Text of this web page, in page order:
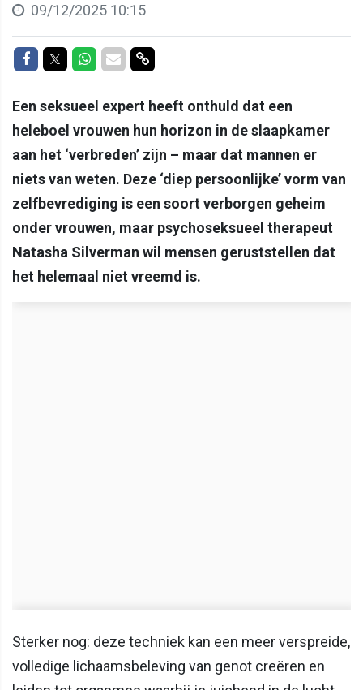
09/12/2025 10:15
Delen op Facebook
Delen op Twitter
Delen op Whatsapp
Delen via Mail
Delen via link
Een seksueel expert heeft onthuld dat een
heleboel vrouwen hun horizon in de slaapkamer
aan het ‘verbreden’ zijn – maar dat mannen er
niets van weten. Deze ‘diep persoonlijke’ vorm van
zelfbevrediging is een soort verborgen geheim
onder vrouwen, maar psychoseksueel therapeut
Natasha Silverman wil mensen geruststellen dat
het helemaal niet vreemd is.
Sterker nog: deze techniek kan een meer verspreide,
volledige lichaamsbeleving van genot creëren en